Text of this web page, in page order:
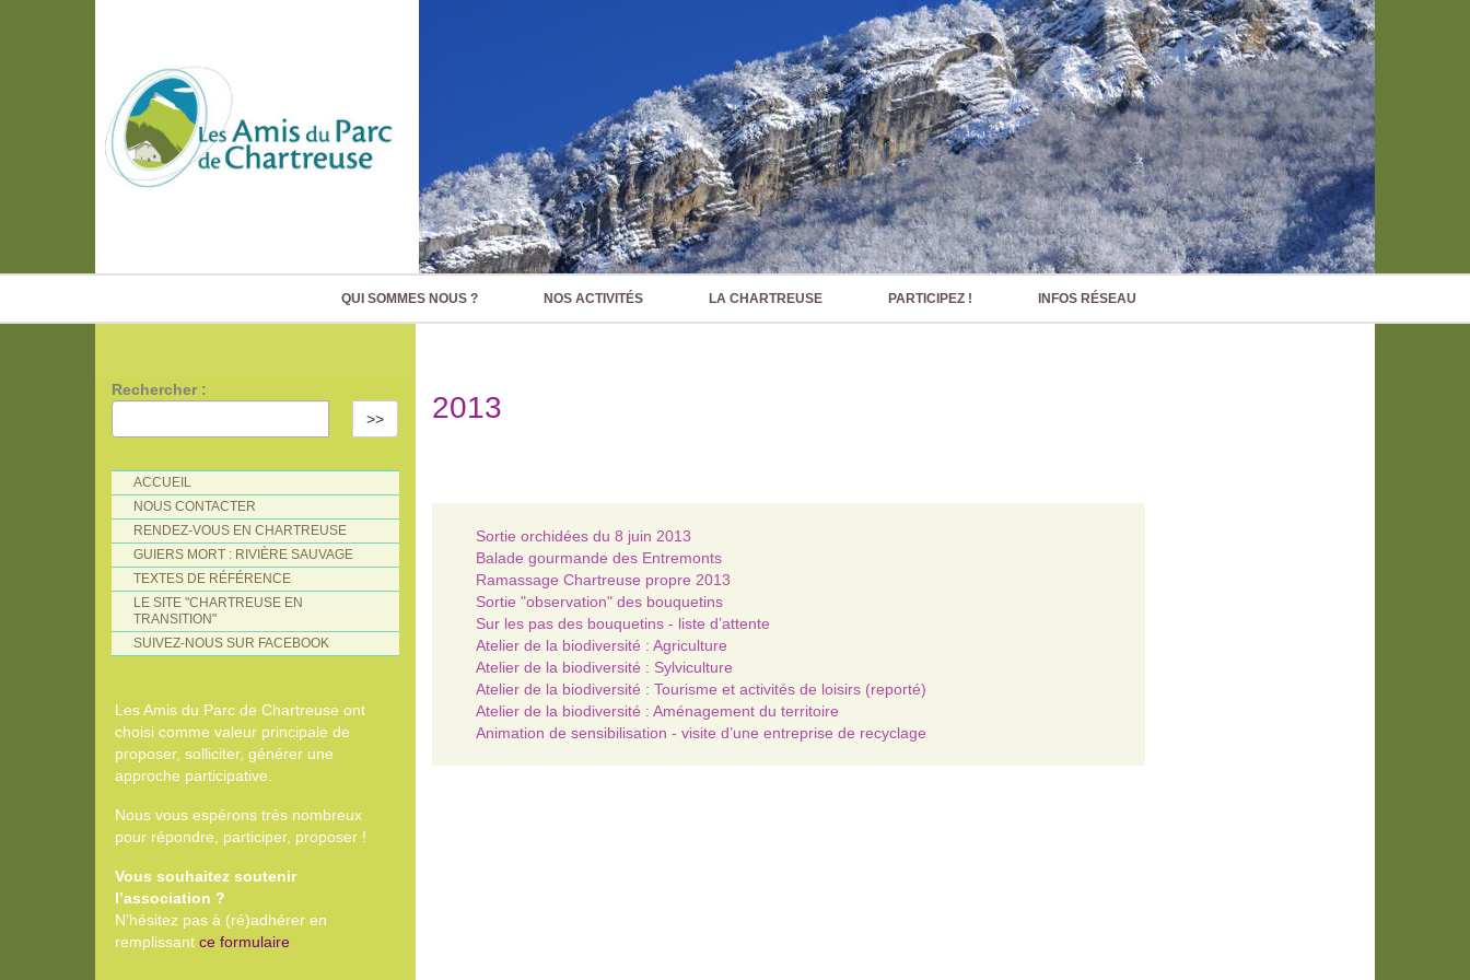
QUI SOMMES NOUS ? NOS ACTIVITÉS LA CHARTREUSE PARTICIPEZ ! INFOS RÉSEAU
2013
Sortie orchidées du 8 juin 2013
Balade gourmande des Entremonts
Ramassage Chartreuse propre 2013
Sortie "observation" des bouquetins
Sur les pas des bouquetins - liste d’attente
Atelier de la biodiversité : Agriculture
Atelier de la biodiversité : Sylviculture
Atelier de la biodiversité : Tourisme et activités de loisirs (reporté)
Atelier de la biodiversité : Aménagement du territoire
Animation de sensibilisation - visite d’une entreprise de recyclage
Rechercher :
>>
ACCUEIL
NOUS CONTACTER
RENDEZ-VOUS EN CHARTREUSE
GUIERS MORT : RIVIÈRE SAUVAGE
TEXTES DE RÉFÉRENCE
LE SITE "CHARTREUSE EN
TRANSITION"
SUIVEZ-NOUS SUR FACEBOOK
Les Amis du Parc de Chartreuse ont
choisi comme valeur principale de
proposer, solliciter, générer une
approche participative.
Nous vous espérons très nombreux
pour répondre, participer, proposer !
Vous souhaitez soutenir
l’association ?
N’hésitez pas à (ré)adhérer en
remplissant ce formulaire